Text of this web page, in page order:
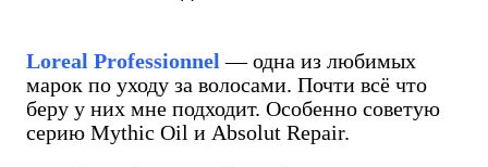
Loreal Professionnel — одна из любимых
марок по уходу за волосами. Почти всё что
беру у них мне подходит. Особенно советую
серию Mythic Oil и Absolut Repair.